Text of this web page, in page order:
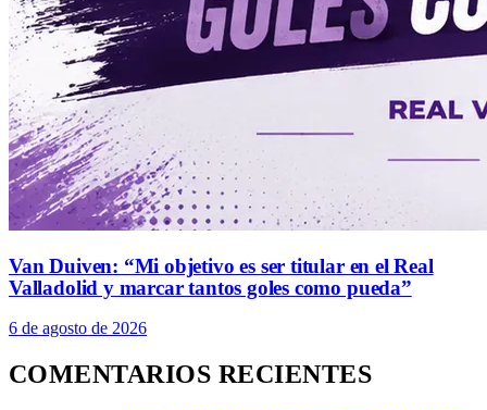
Van Duiven: “Mi objetivo es ser titular en el Real
Valladolid y marcar tantos goles como pueda”
6 de agosto de 2026
COMENTARIOS RECIENTES